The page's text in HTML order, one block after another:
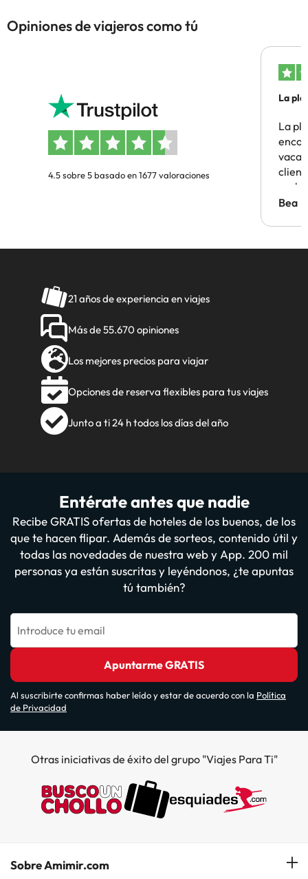
Opiniones de viajeros como tú
4.5 sobre 5 basado en 1677 valoraciones
La
La
Bea
21 años de experiencia en viajes
Más de 55.670 opiniones
Los mejores precios para viajar
Opciones de reserva flexibles para tus viajes
Junto a ti 24 h todos los días del año
Entérate antes que nadie
Recibe GRATIS ofertas de hoteles de los buenos, de los
que te hacen flipar. Además de sorteos, contenido útil y
todas las novedades de nuestra web y App. 200 mil
personas ya están suscritas y leyéndonos, ¿te apuntas
tú también?
Introduce tu email
Apuntarme GRATIS
Al suscribirte confirmas haber leído y estar de acuerdo con la Política
de Privacidad
Otras iniciativas de éxito del grupo "Viajes Para Ti"
Sobre Amimir.com